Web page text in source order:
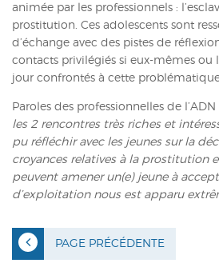
animée par les professionnels :
prostitution. Ces adolescents sont
d’échange avec des pistes de
contacts privilégiés si eux-mêmes ou
jour confrontés à cette
Paroles des professionnelles de l’ADN
les 2 rencontres très riches et
pu réfléchir avec les jeunes sur la
croyances relatives à la prostitution
peuvent amener un(e) jeune à
d’exploitation nous est apparu
PAGE PRÉCÉDENTE